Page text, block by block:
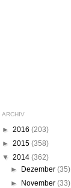
ARCHIV
► 2016 (203)
► 2015 (358)
▼ 2014 (362)
►
Dezember(35)
►
November(33)